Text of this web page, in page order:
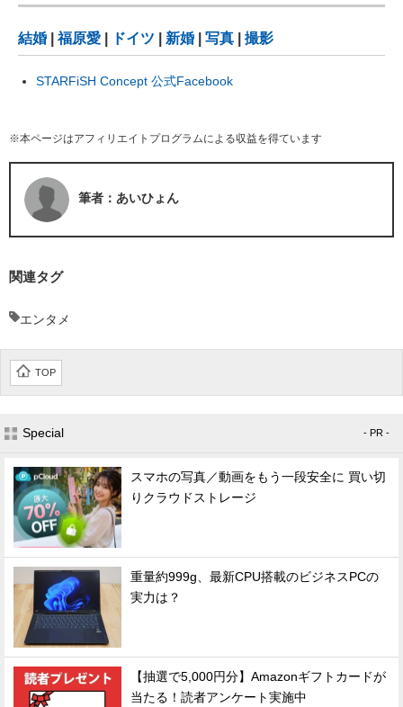
結婚 |福原愛 ドイツ 新婚 写真 撮影
STARFiSH Concept 公式Facebook
※本ページはアフィリエイトプログラムによる収益を得ています
筆者：あいひょん
関連タグ
エンタメ
TOP
Special - PR -
スマホの写真／動画をもう一段安全に 買い切
りクラウドストレージ
重量約999g、最新CPU搭載のビジネスPCの
実力は？
【抽選で5,000円分】Amazonギフトカードが
当たる！読者アンケート実施中